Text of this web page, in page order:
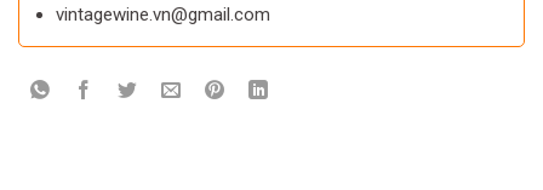
vintagewine.vn@gmail.com